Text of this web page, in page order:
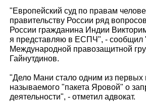
"Европейский суд по правам
правительству России ряд
России гражданина Индии
я представляю в ЕСПЧ", - сообщил
Международной правозащитной
Гайнутдинов.
"Дело Мани стало одним из первых
называемого "пакета Яровой" о
деятельности", - отметил адвокат.